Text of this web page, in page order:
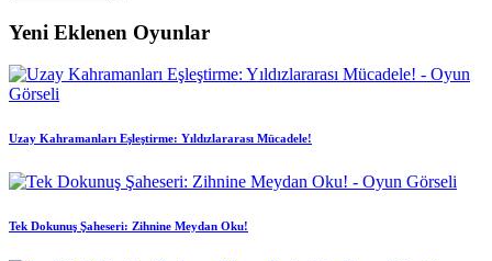
Yeni Eklenen Oyunlar
Uzay Kahramanları Eşleştirme: Yıldızlararası Mücadele!
Tek Dokunuş Şaheseri: Zihnine Meydan Oku!